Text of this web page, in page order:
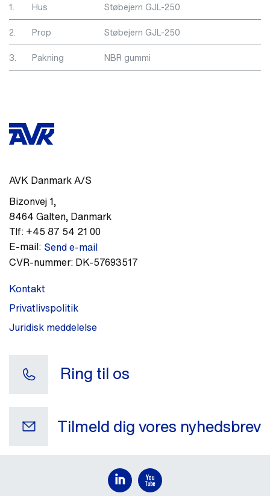
1. Hus
Støbejern GJL-250
2.
Prop
Støbejern GJL-250
3.
Pakning NBR gummi
AVK Danmark A/S
Bizonvej 1,
8464 Galten, Danmark
Tlf: +45 87 54 21 00
E-mail: Send e-mail
CVR-nummer: DK-57693517
Kontakt
Privatlivspolitik
Juridisk meddelelse
Ring til os
Tilmeld dig vores nyhedsbrev
Din e-mail